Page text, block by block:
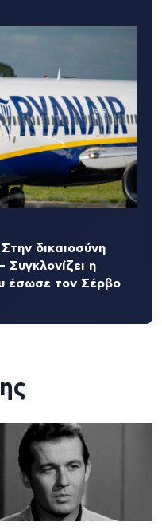
δικαιοσύνη
Συγκλονίζει η
έσωσε τον Σέρβο